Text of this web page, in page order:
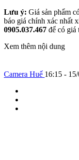
Lưu ý: Giá sản phẩm
báo giá chính xác nhất
0905.037.467 để có giá
Xem thêm nội dung
Camera Huế 16:15 -